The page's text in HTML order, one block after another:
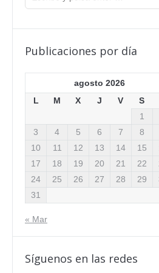
Publicaciones por día
agosto 2026
L
M X J V S
1
3
4 5 6 7 8
10
11 12 13 14 15
17
18 19 20 21 22
24
25 26 27 28 29
31
« Mar
Síguenos en las redes